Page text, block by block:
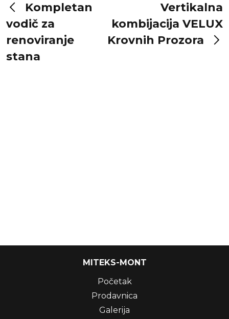
Kompletan
vodič za
renoviranje
stana
Vertikalna
kombijacija VELUX
Krovnih Prozora
MITEKS-MONT
Početak
Prodavnica
Galerija